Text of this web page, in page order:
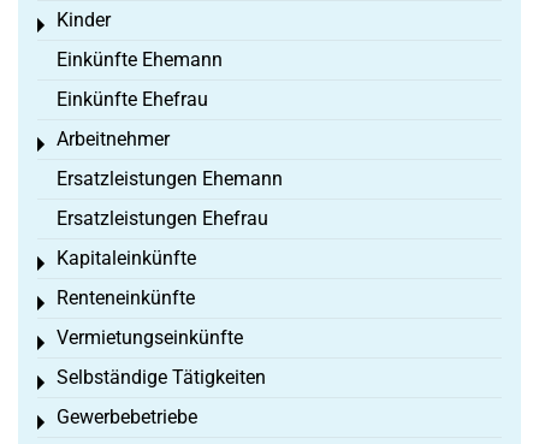
Kinder
Toggle menu
Einkünfte Ehemann
Einkünfte Ehefrau
Arbeitnehmer
Toggle menu
Ersatzleistungen Ehemann
Ersatzleistungen Ehefrau
Kapitaleinkünfte
Toggle menu
Renteneinkünfte
Toggle menu
Vermietungseinkünfte
Toggle menu
Selbständige Tätigkeiten
Toggle menu
Gewerbebetriebe
Toggle menu